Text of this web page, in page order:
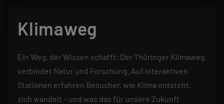
Klimaweg
Ein Weg, der Wissen schafft: Der Thüringer Klimaweg
verbindet Natur und Forschung. Auf interaktiven
Stationen erfahren Besucher, wie Klima entsteht,
sich wandelt – und was das für unsere Zukunft